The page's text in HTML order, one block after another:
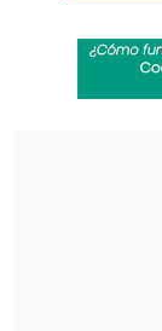
Revisa
"Juntos